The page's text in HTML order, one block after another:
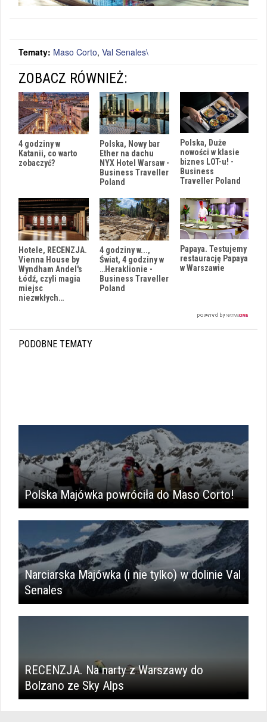
Tematy: Maso Corto, Val Senales\
ZOBACZ RÓWNIEŻ:
4 godziny w
Katanii, co warto
zobaczyć?
Polska, Nowy bar
Ether na dachu
NYX Hotel Warsaw -
Business Traveller
Poland
Polska, Duże
nowości w klasie
biznes LOT-u! -
Business
Traveller Poland
Hotele, RECENZJA.
Vienna House by
Wyndham Andel's
Łódź, czyli magia
miejsc
niezwkłych…
4 godziny w...,
Świat, 4 godziny w
…Heraklionie -
Business Traveller
Poland
Papaya. Testujemy
restaurację Papaya
w Warszawie
PODOBNE TEMATY
Polska Majówka powróciła do Maso Corto!
Narciarska Majówka (i nie tylko) w dolinie Val
Senales
RECENZJA. Na narty z Warszawy do
Bolzano ze Sky Alps